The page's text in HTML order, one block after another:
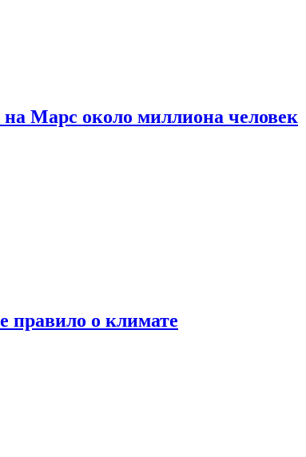
Марс около миллиона человек
правило о климате